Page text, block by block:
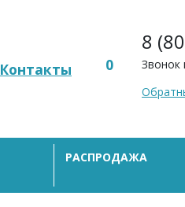
Контакты 0
8
Звонок
РАСПРОДАЖА